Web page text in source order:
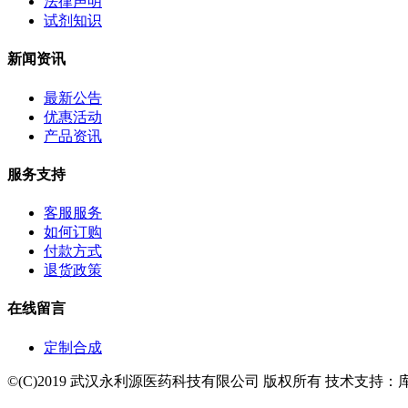
试剂知识
新闻资讯
最新公告
优惠活动
产品资讯
服务支持
客服服务
如何订购
付款方式
退货政策
在线留言
定制合成
©(C)2019 武汉永利源医药科技有限公司 版权所有 技术支持：